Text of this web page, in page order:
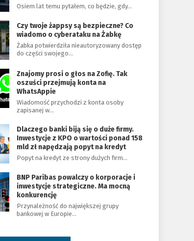
Osiem lat temu pytałem, co będzie, gdy…
Czy twoje żappsy są bezpieczne? Co
wiadomo o cyberataku na Żabkę
Żabka potwierdziła nieautoryzowany dostęp
do części swojego…
Znajomy prosi o głos na Zofię. Tak
oszuści przejmują konta na
WhatsAppie
Wiadomość przychodzi z konta osoby
zapisanej w…
Dlaczego banki biją się o duże firmy.
Inwestycje z KPO o wartości ponad 158
mld zł napędzają popyt na kredyt
Popyt na kredyt ze strony dużych firm…
BNP Paribas powalczy o korporacje i
inwestycje strategiczne. Ma mocną
konkurencję
Przynależność do największej grupy
bankowej w Europie…